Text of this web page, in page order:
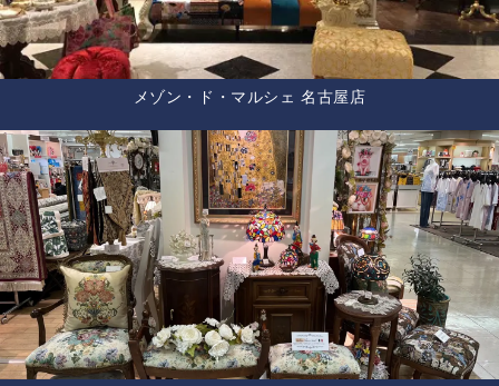
メゾン・ド・マルシェ 名古屋店